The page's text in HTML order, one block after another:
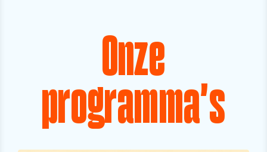
Onze
programma's